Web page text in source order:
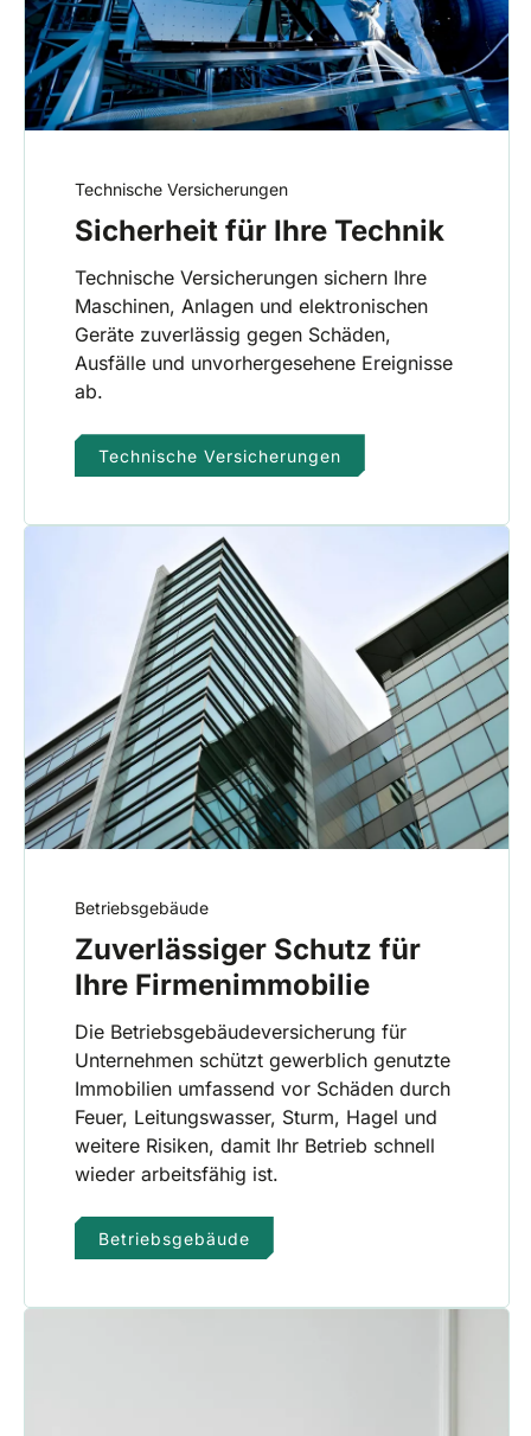
Technische Versicherungen
Sicherheit für Ihre Technik
Technische Versicherungen sichern Ihre
Maschinen, Anlagen und elektronischen
Geräte zuverlässig gegen Schäden,
Ausfälle und unvorhergesehene Ereignisse
ab.
Technische Versicherungen
Betriebsgebäude
Zuverlässiger Schutz für
Ihre Firmenimmobilie
Die Betriebsgebäudeversicherung für
Unternehmen schützt gewerblich genutzte
Immobilien umfassend vor Schäden durch
Feuer, Leitungswasser, Sturm, Hagel und
weitere Risiken, damit Ihr Betrieb schnell
wieder arbeitsfähig ist.
Betriebsgebäude